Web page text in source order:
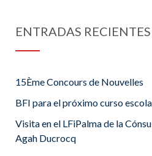
ENTRADAS RECIENTES
15Ème Concours de Nouvelles
BFI para el próximo curso
Visita en el LFiPalma de la
Agah Ducrocq